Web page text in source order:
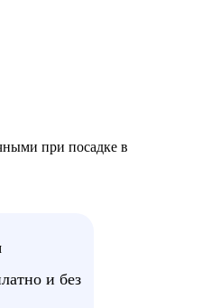
при посадке в
и без